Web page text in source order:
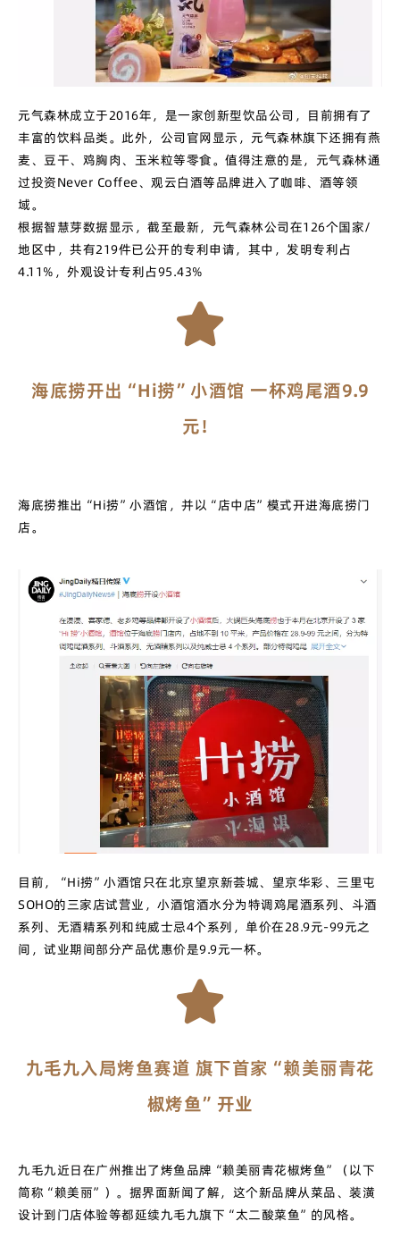
元气森林成立于2016年，是一家创新型饮品公司，目前拥有了
丰富的饮料品类。此外，公司官网显示，元气森林旗下还拥有燕
麦、豆干、鸡胸肉、玉米粒等零食。值得注意的是，元气森林通
过投资Never Coffee、观云白酒等品牌进入了咖啡、酒等领
域。
根据智慧芽数据显示，截至最新，元气森林公司在126个国家/
地区中，共有219件已公开的专利申请，其中，发明专利占
4.11%，外观设计专利占95.43%
海底捞开出“Hi捞”小酒馆 一杯鸡尾酒9.9
元！
海底捞推出“Hi捞”小酒馆，并以“店中店”模式开进海底捞门
店。
目前，“Hi捞”小酒馆只在北京望京新荟城、望京华彩、三里屯
SOHO的三家店试营业，小酒馆酒水分为特调鸡尾酒系列、斗酒
系列、无酒精系列和纯威士忌4个系列，单价在28.9元-99元之
间，试业期间部分产品优惠价是9.9元一杯。
九毛九入局烤鱼赛道 旗下首家“赖美丽青花
椒烤鱼”开业
九毛九近日在广州推出了烤鱼品牌“赖美丽青花椒烤鱼”（以下
简称“赖美丽”）。据界面新闻了解，这个新品牌从菜品、装潢
设计到门店体验等都延续九毛九旗下“太二酸菜鱼”的风格。